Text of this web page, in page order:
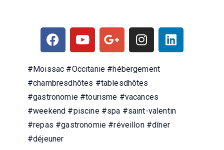
#Moissac #Occitanie #hébergement
#chambresdhôtes #tablesdhôtes
#gastronomie #tourisme #vacances
#weekend #piscine #spa #saint-valentin
#repas #gastronomie #réveillon #dîner
#déjeuner